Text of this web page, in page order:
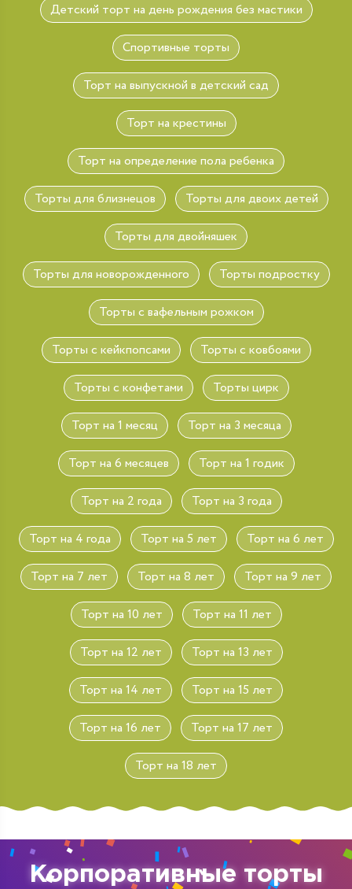
Детский торт на день рождения без мастики
Спортивные торты
Торт на выпускной в детский сад
Торт на крестины
Торт на определение пола ребенка
Торты для близнецов Торты для двоих детей
Торты для двойняшек
Торты для новорожденного Торты подростку
Торты с вафельным рожком
Торты с кейкпопсами Торты с ковбоями
Торты с конфетами Торты цирк
Торт на 1 месяц Торт на 3 месяца
Торт на 6 месяцев Торт на 1 годик
Торт на 2 года Торт на 3 года
Торт на 4 года Торт на 5 лет Торт на 6 лет
Торт на 7 лет Торт на 8 лет Торт на 9 лет
Торт на 10 лет Торт на 11 лет
Торт на 12 лет Торт на 13 лет
Торт на 14 лет Торт на 15 лет
Торт на 16 лет Торт на 17 лет
Торт на 18 лет
Корпоративные торты